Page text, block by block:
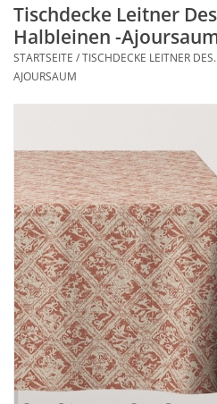
Tag & Nachtwäsche
Badezimmer & Sauna
Haus-Bademäntel
Plaids, Decken, Kissen
Mode & Accessoires
Edles aus Cashmere
Tisch & Küche
Tischdecke Leitner
Halbleinen -
STARTSEITE /TISCHDECKE LEITNER
AJOURSAUM